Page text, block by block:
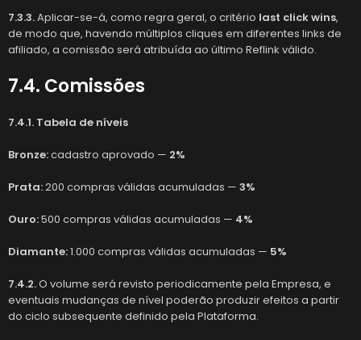
7.3.3.Aplicar-se-á, como regra geral, o critério last click wins,
de modo que, havendo múltiplos cliques em diferentes links de
afiliado, a comissão será atribuída ao último Reflink válido.
7.4. Comissões
7.4.1. Tabela de níveis
Bronze:cadastro aprovado — 2%
Prata:200 compras válidas acumuladas — 3%
Ouro:500 compras válidas acumuladas — 4%
Diamante:1.000 compras válidas acumuladas — 5%
7.4.2.O volume será revisto periodicamente pela Empresa, e
eventuais mudanças de nível poderão produzir efeitos a partir
do ciclo subsequente definido pela Plataforma.